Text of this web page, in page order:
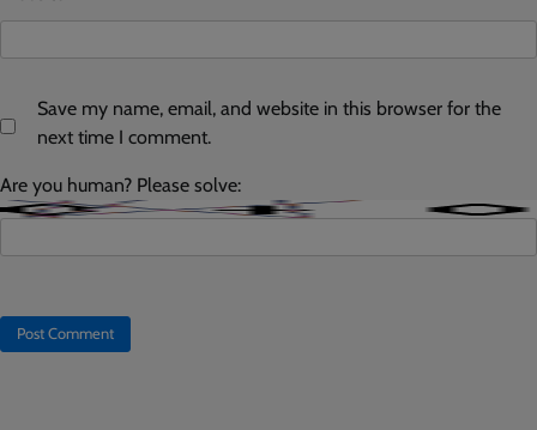
Save my name, email, and website in this browser for the
next time I comment.
Are you human? Please solve: